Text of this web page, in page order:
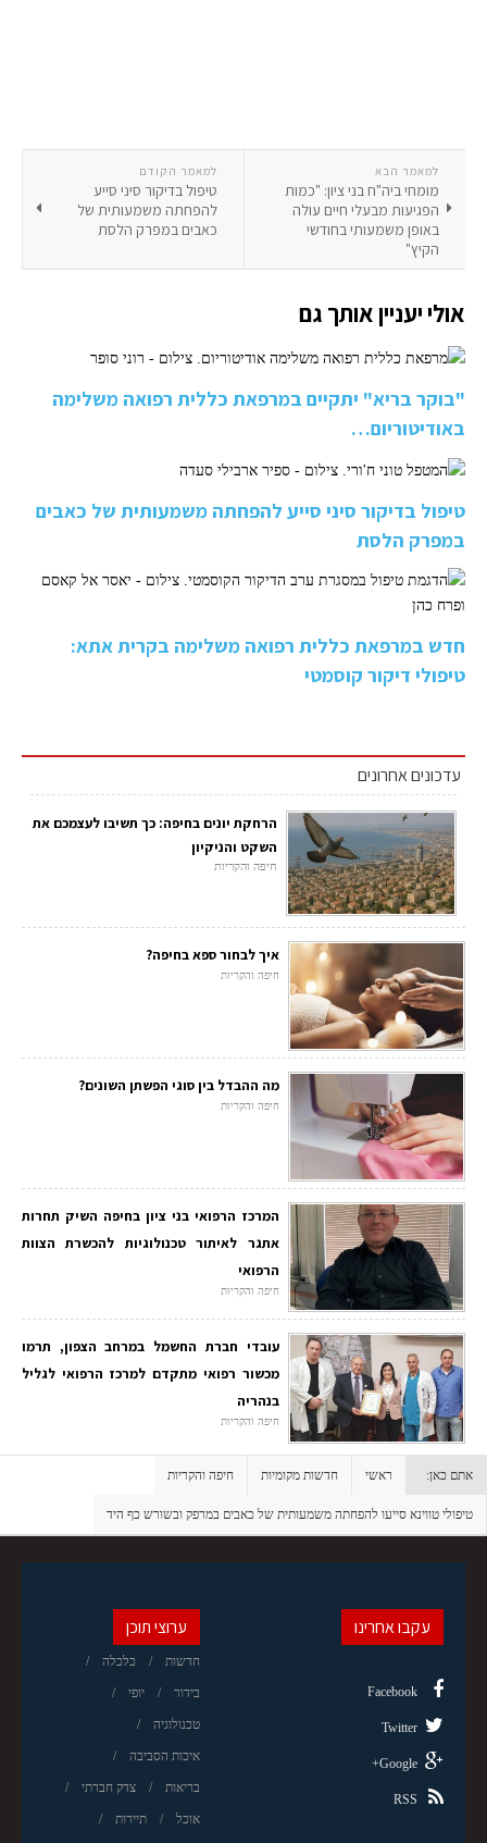
למאמר הקודם
טיפול בדיקור סיני סייע
להפחתה משמעותית של
כאבים במפרק הלסת
למאמר הבא
מומחי ביה"ח בני ציון: "כמות
הפגיעות מבעלי חיים עולה
באופן משמעותי בחודשי
הקיץ"
אולי יעניין אותך גם
"בוקר בריא" יתקיים במרפאת כללית רפואה משלימה
באודיטוריום…
טיפול בדיקור סיני סייע להפחתה משמעותית של כאבים
במפרק הלסת
חדש במרפאת כללית רפואה משלימה בקרית אתא:
טיפולי דיקור קוסמטי
עדכונים אחרונים
הרחקת יונים בחיפה: כך תשיבו לעצמכם את
השקט והניקיון
חיפה והקריות
איך לבחור ספא בחיפה?
חיפה והקריות
מה ההבדל בין סוגי הפשתן השונים?
חיפה והקריות
המרכז הרפואי בני ציון בחיפה השיק תחרות
אתגר לאיתור טכנולוגיות להכשרת הצוות
הרפואי
חיפה והקריות
עובדי חברת החשמל במרחב הצפון, תרמו
מכשור רפואי מתקדם למרכז הרפואי לגליל
בנהריה
חיפה והקריות
אתם כאן: ראשי חדשות מקומיות חיפה והקריות
טיפולי טווינא סייעו להפחתה משמעותית של כאבים במרפק ובשורש כף היד
ערוצי תוכן
חדשות כלכלה
בידור יופי
טכנולוגיה
איכות הסביבה
בריאות צדק חברתי
אוכל תיירות
עקבו אחרינו
Facebook
Twitter
Google+
RSS